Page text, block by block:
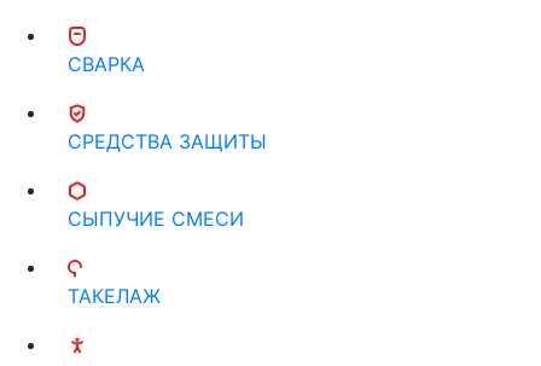
СВАРКА
СРЕДСТВА ЗАЩИТЫ
СЫПУЧИЕ СМЕСИ
ТАКЕЛАЖ